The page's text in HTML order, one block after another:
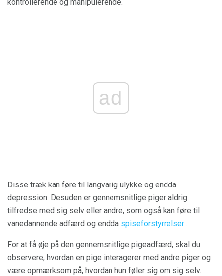
kontrollerende og manipulerende.
ad
Disse træk kan føre til langvarig ulykke og endda
depression. Desuden er gennemsnitlige piger aldrig
tilfredse med sig selv eller andre, som også kan føre til
vanedannende adfærd og endda spiseforstyrrelser .
For at få øje på den gennemsnitlige pigeadfærd, skal du
observere, hvordan en pige interagerer med andre piger og
være opmærksom på, hvordan hun føler sig om sig selv.